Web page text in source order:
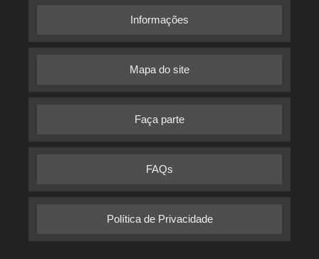
Informações
Mapa do site
Faça parte
FAQs
Política de Privacidade